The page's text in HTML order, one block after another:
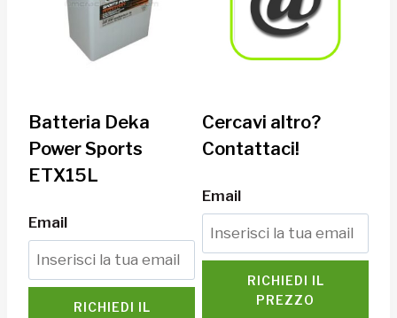
Batteria Deka
Power Sports
ETX15L
Email
RICHIEDI IL
Cercavi altro?
Contattaci!
Email
RICHIEDI IL
PREZZO